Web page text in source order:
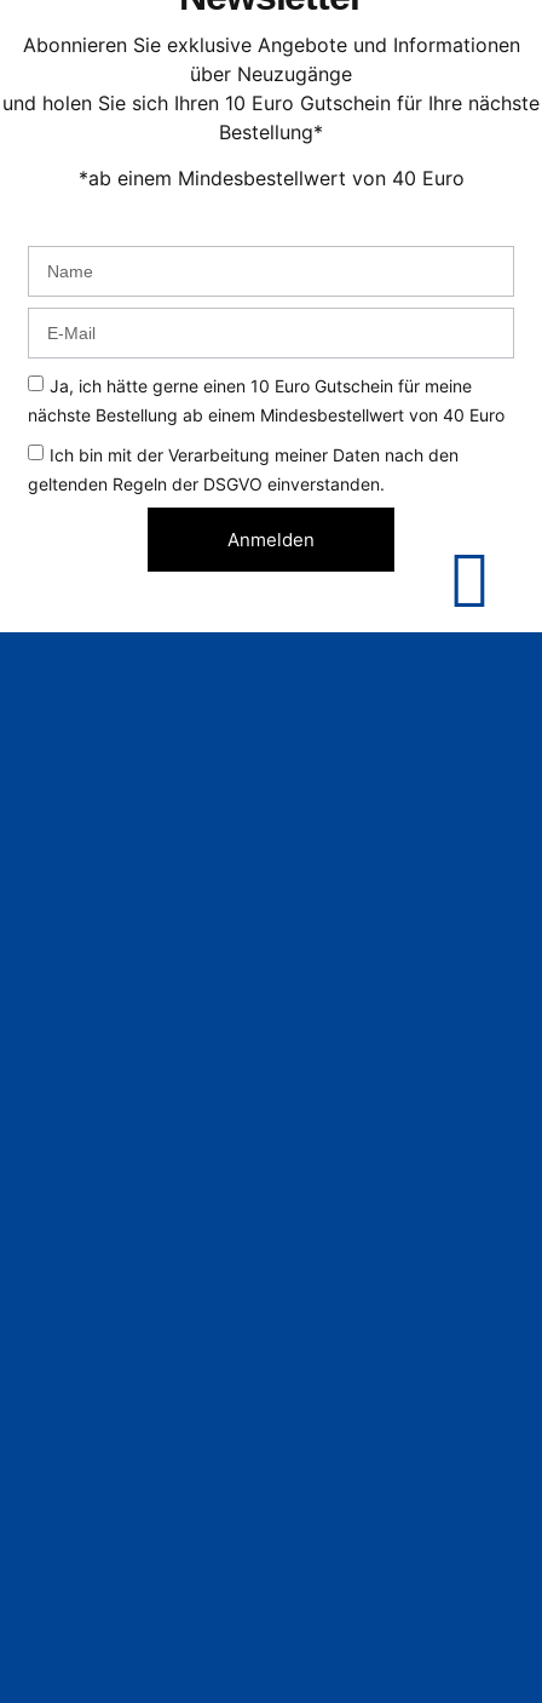
Abonnieren Sie exklusive Angebote und Informationen
über Neuzugänge
und holen Sie sich Ihren 10 Euro Gutschein für Ihre nächste
Bestellung*
*ab einem Mindesbestellwert von 40 Euro
Ja, ich hätte gerne einen 10 Euro Gutschein für meine
nächste Bestellung ab einem Mindesbestellwert von 40 Euro
Ich bin mit der Verarbeitung meiner Daten nach den
geltenden Regeln der DSGVO einverstanden.
Anmelden